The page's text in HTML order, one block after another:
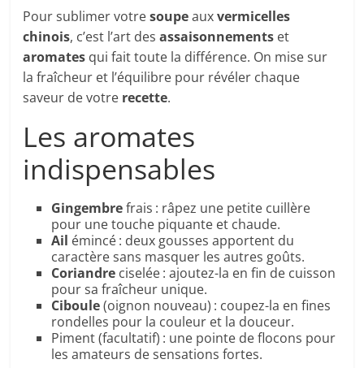
Pour sublimer votresoupeauxvermicelles
chinois, c’est l’art desassaisonnements et
aromates qui fait toute la différence. On mise sur
la fraîcheur et l’équilibre pour révéler chaque
saveur de votre recette.
Les aromates
indispensables
Gingembrefrais : râpez une petite cuillère
pour une touche piquante et chaude.
Ail émincé : deux gousses apportent du
caractère sans masquer les autres goûts.
Coriandre ciselée : ajoutez-la en fin de cuisson
pour sa fraîcheur unique.
Ciboule(oignon nouveau) : coupez-la en fines
rondelles pour la couleur et la douceur.
Piment (facultatif) : une pointe de flocons pour
les amateurs de sensations fortes.